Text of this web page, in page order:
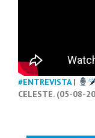
#ENTREVISTA|
CELESTE. (05-08-